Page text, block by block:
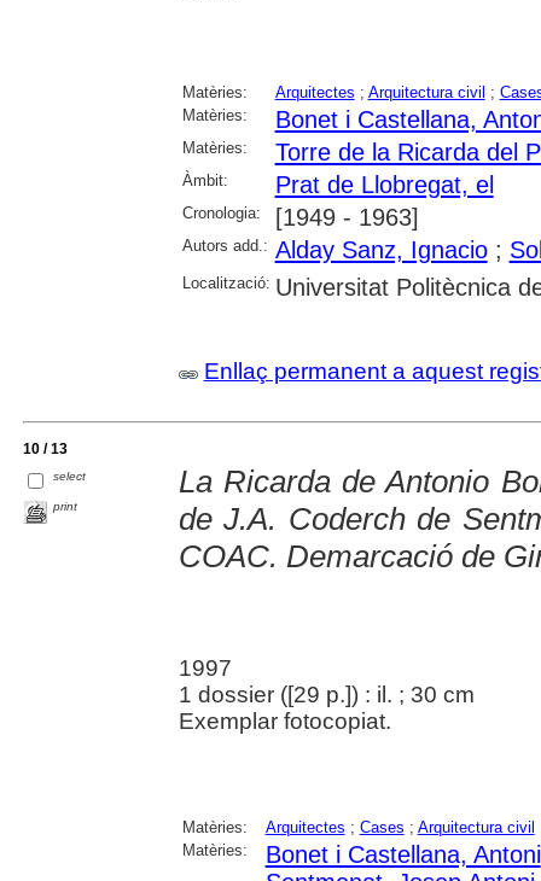
Matèries: Arquitectes ; Arquitectura civil ;
Matèries:
Bonet i Castellana,
Matèries: Torre de la Ricarda del
Àmbit: Prat de Llobregat, el
Cronologia: [1949 - 1963]
Autors add.: Alday Sanz, Ignacio;
Localització: Universitat Politècnica
Enllaç permanent a aquest
10 / 13
select
print
La Ricarda de Antonio
de J.A. Coderch de
COAC. Demarcació de
1997
1 dossier ([29 p.]) : il. ; 30 cm
Exemplar fotocopiat.
Matèries: Arquitectes ; Cases ; Arquitectura civil
Matèries:
Bonet i Castellana, Antoni